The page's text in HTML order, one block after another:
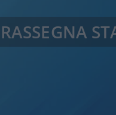
RASSEGNA